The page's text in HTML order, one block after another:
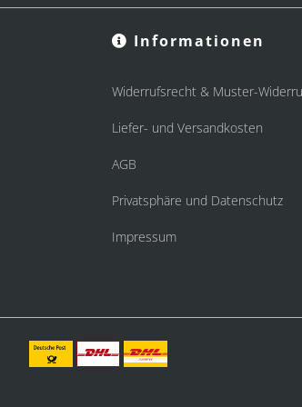
Informationen
Widerrufsrecht & Muster-
Liefer- und Versandkosten
AGB
Privatsphäre und Datenschutz
Impressum